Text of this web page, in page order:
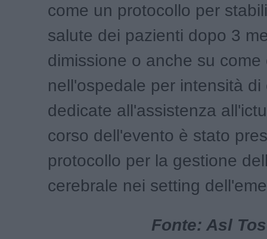
come un protocollo per
salute dei pazienti dopo 3
dimissione o anche su come
nell'ospedale per intensità di
dedicate all'assistenza
corso dell'evento è stato
protocollo per la gestione
cerebrale nei setting
Fonte: Asl